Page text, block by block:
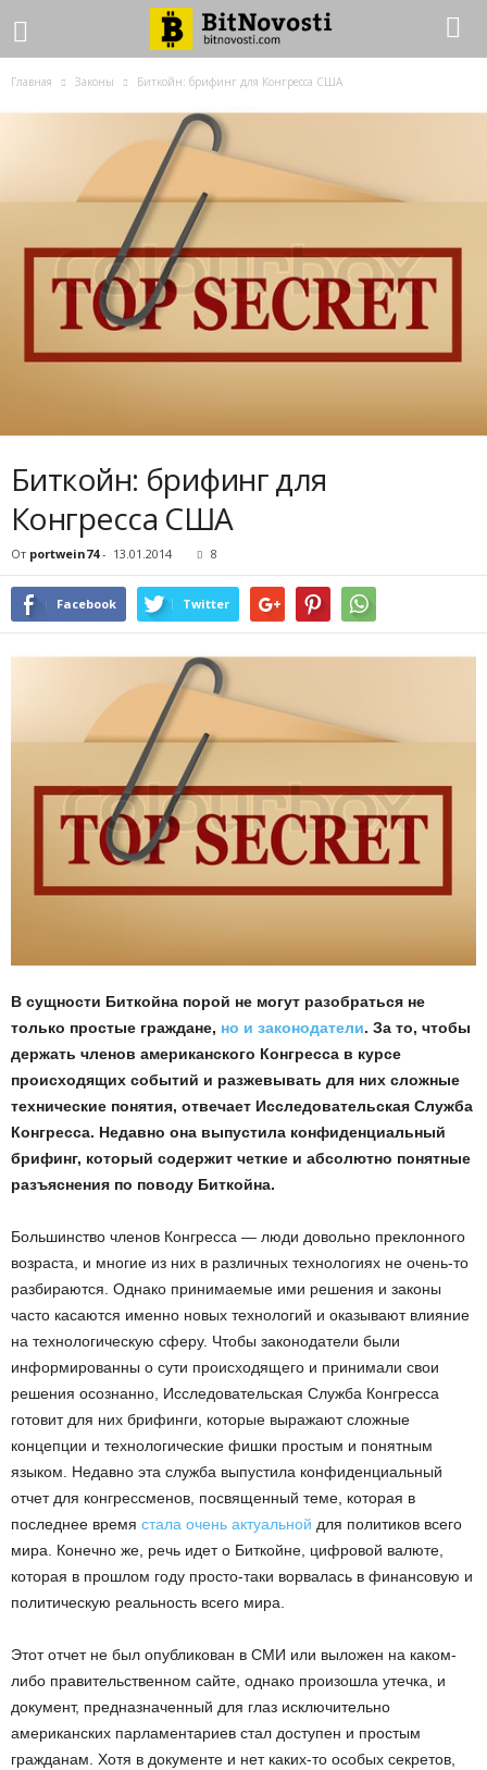
Главная Законы Биткойн: брифинг для Конгресса США
Биткойн: брифинг для
Конгресса США
От portwein74- 13.01.2014 8
Facebook Twitter
В сущности Биткойна порой не могут разобраться не
только простые граждане, но и законодатели. За то, чтобы
держать членов американского Конгресса в курсе
происходящих событий и разжевывать для них сложные
технические понятия, отвечает Исследовательская Служба
Конгресса. Недавно она выпустила конфиденциальный
брифинг, который содержит четкие и абсолютно понятные
разъяснения по поводу Биткойна.
Большинство членов Конгресса — люди довольно преклонного
возраста, и многие из них в различных технологиях не очень-то
разбираются. Однако принимаемые ими решения и законы
часто касаются именно новых технологий и оказывают влияние
на технологическую сферу. Чтобы законодатели были
информированны о сути происходящего и принимали свои
решения осознанно, Исследовательская Служба Конгресса
готовит для них брифинги, которые выражают сложные
концепции и технологические фишки простым и понятным
языком. Недавно эта служба выпустила конфиденциальный
отчет для конгрессменов, посвященный теме, которая в
последнее время стала очень актуальной для политиков всего
мира. Конечно же, речь идет о Биткойне, цифровой валюте,
которая в прошлом году просто-таки ворвалась в финансовую и
политическую реальность всего мира.
Этот отчет не был опубликован в СМИ или выложен на каком-
либо правительственном сайте, однако произошла утечка, и
документ, предназначенный для глаз исключительно
американских парламентариев стал доступен и простым
гражданам. Хотя в документе и нет каких-то особых секретов,